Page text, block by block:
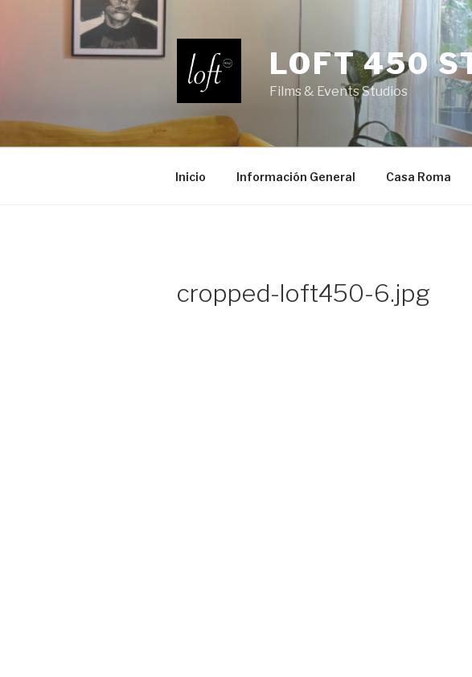
LOFT 450
Films & Events Studios
Inicio Información General Casa Roma
cropped-loft450-6.jpg